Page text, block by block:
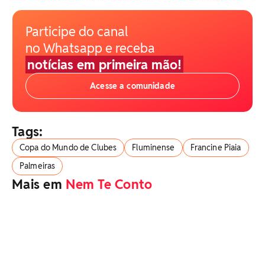
Participe do canal
no Whatsapp e receba
notícias em primeira mão!
Acesse a comunidade
Tags:
Copa do Mundo de Clubes Fluminense
Francine Piaia
Palmeiras
Mais em Nem Te Conto